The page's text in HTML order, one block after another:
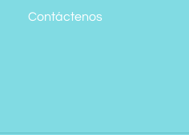
Contáctenos